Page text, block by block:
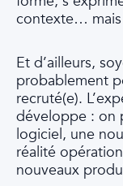
contexte… mais
Et d’ailleurs,
probablement
recruté(e).
développe : on
logiciel, une
réalité
nouveaux